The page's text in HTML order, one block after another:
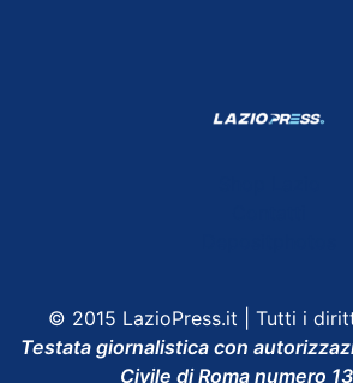
© 2015 LazioPress.it | Tutti i
Testata giornalistica con
Civile di Roma numero